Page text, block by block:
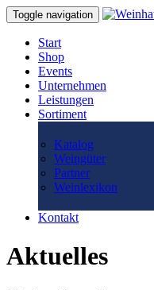
Toggle navigation
Start
Shop
Events
Unternehmen
Leistungen
Sortiment
Katalog
Weingüter
Partner
Weinlexikon
Kontakt
Aktuelles